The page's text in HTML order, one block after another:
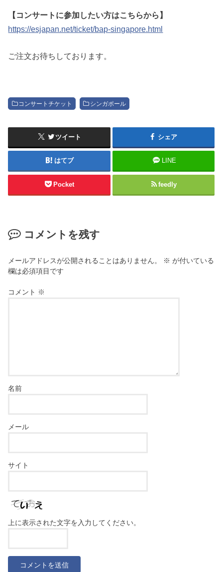
【コンサートに参加したい方はこちらから】
https://esjapan.net/ticket/bap-singapore.html
ご注文お待ちしております。
コンサートチケット シンガポール
ツイート シェア
はてブ LINE
Pocket feedly
コメントを残す
メールアドレスが公開されることはありません。 ※ が付いている
欄は必須項目です
コメント ※
名前
メール
サイト
上に表示された文字を入力してください。